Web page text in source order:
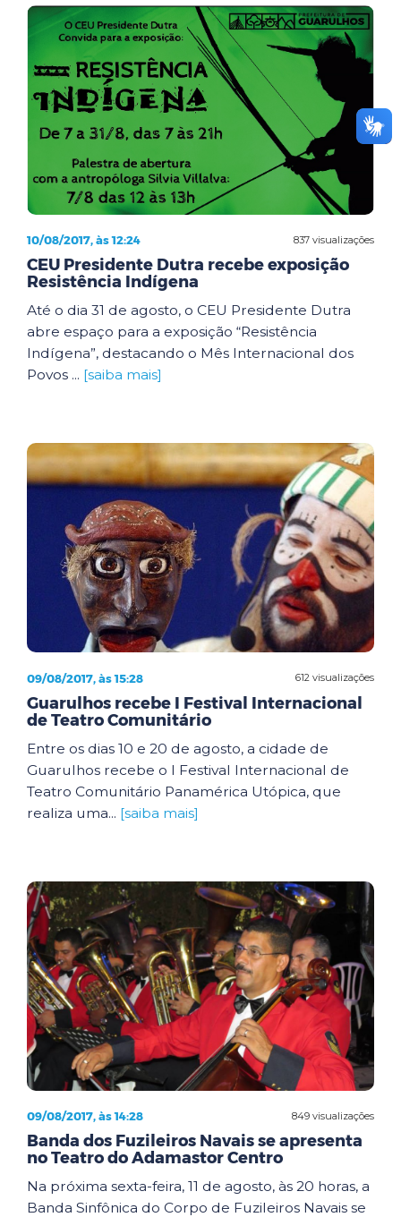
837 visualizações
10/08/2017, às 12:24
CEU Presidente Dutra recebe exposição
Resistência Indígena
Até o dia 31 de agosto, o CEU Presidente Dutra
abre espaço para a exposição “Resistência
Indígena”, destacando o Mês Internacional dos
Povos ... [saiba mais]
612 visualizações
09/08/2017, às 15:28
Guarulhos recebe I Festival Internacional
de Teatro Comunitário
Entre os dias 10 e 20 de agosto, a cidade de
Guarulhos recebe o I Festival Internacional de
Teatro Comunitário Panamérica Utópica, que
realiza uma... [saiba mais]
849 visualizações
09/08/2017, às 14:28
Banda dos Fuzileiros Navais se apresenta
no Teatro do Adamastor Centro
Na próxima sexta-feira, 11 de agosto, às 20 horas, a
Banda Sinfônica do Corpo de Fuzileiros Navais se